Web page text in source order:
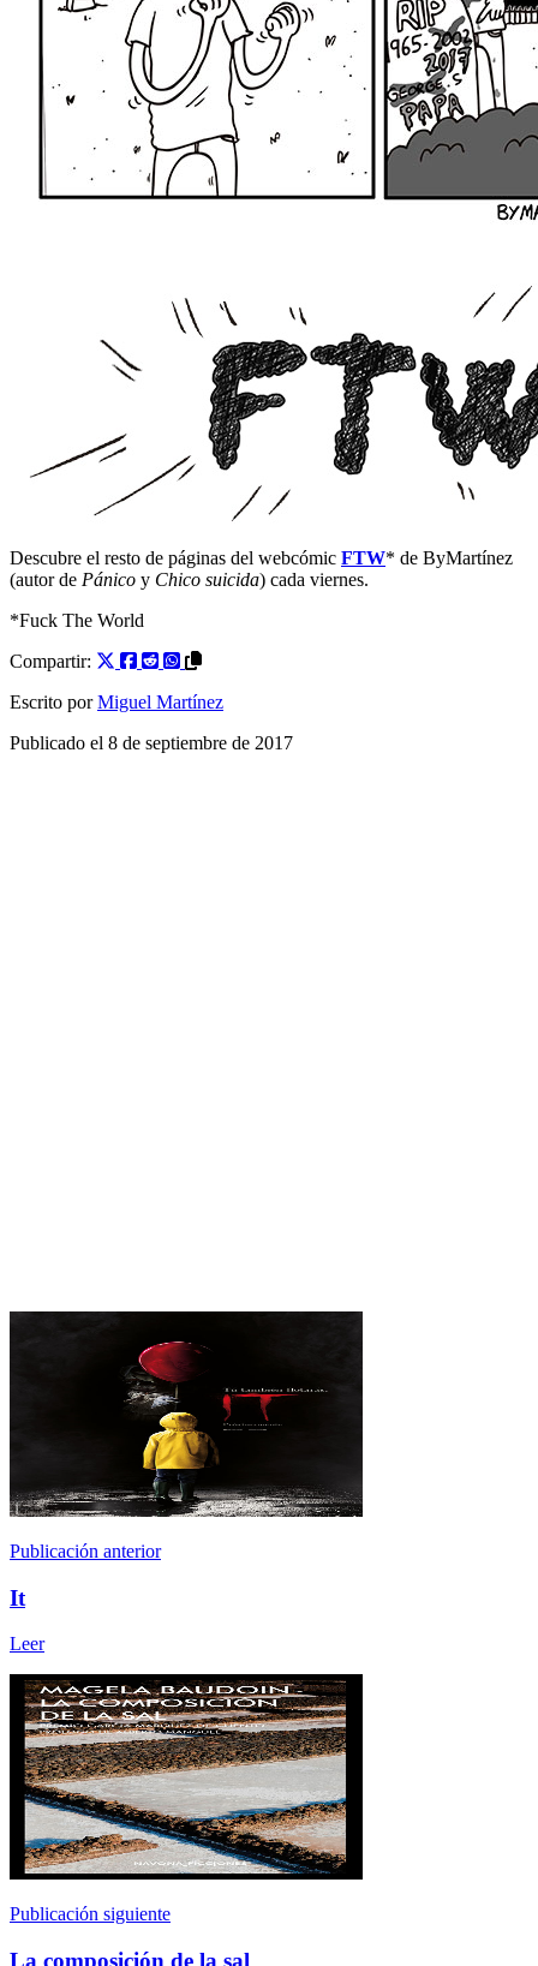
Descubre el resto de páginas del webcómic FTW* de ByMartínez
(autor de Pánico y Chico suicida) cada viernes.
*Fuck The World
Compartir:
Escrito por Miguel Martínez
Publicado el 8 de septiembre de 2017
Publicación anterior
It
Leer
Publicación siguiente
La composición de la sal